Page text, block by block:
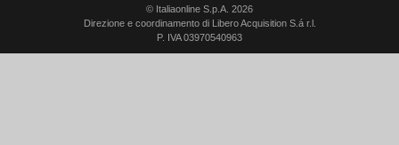
© Italiaonline S.p.A. 2026
Direzione e coordinamento di Libero Acquisition S.á r.l.
P. IVA 03970540963